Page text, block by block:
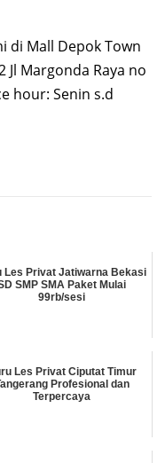
di Mall Depok Town
Jl Margonda Raya no
hour: Senin s.d
Les Privat Jatiwarna Bekasi
SMP SMA Paket Mulai
99rb/sesi
Les Privat Ciputat Timur
Profesional dan
Terpercaya